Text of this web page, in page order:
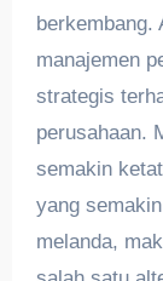
berkembang.
manajemen
strategis
perusahaan.
semakin
yang
melanda,